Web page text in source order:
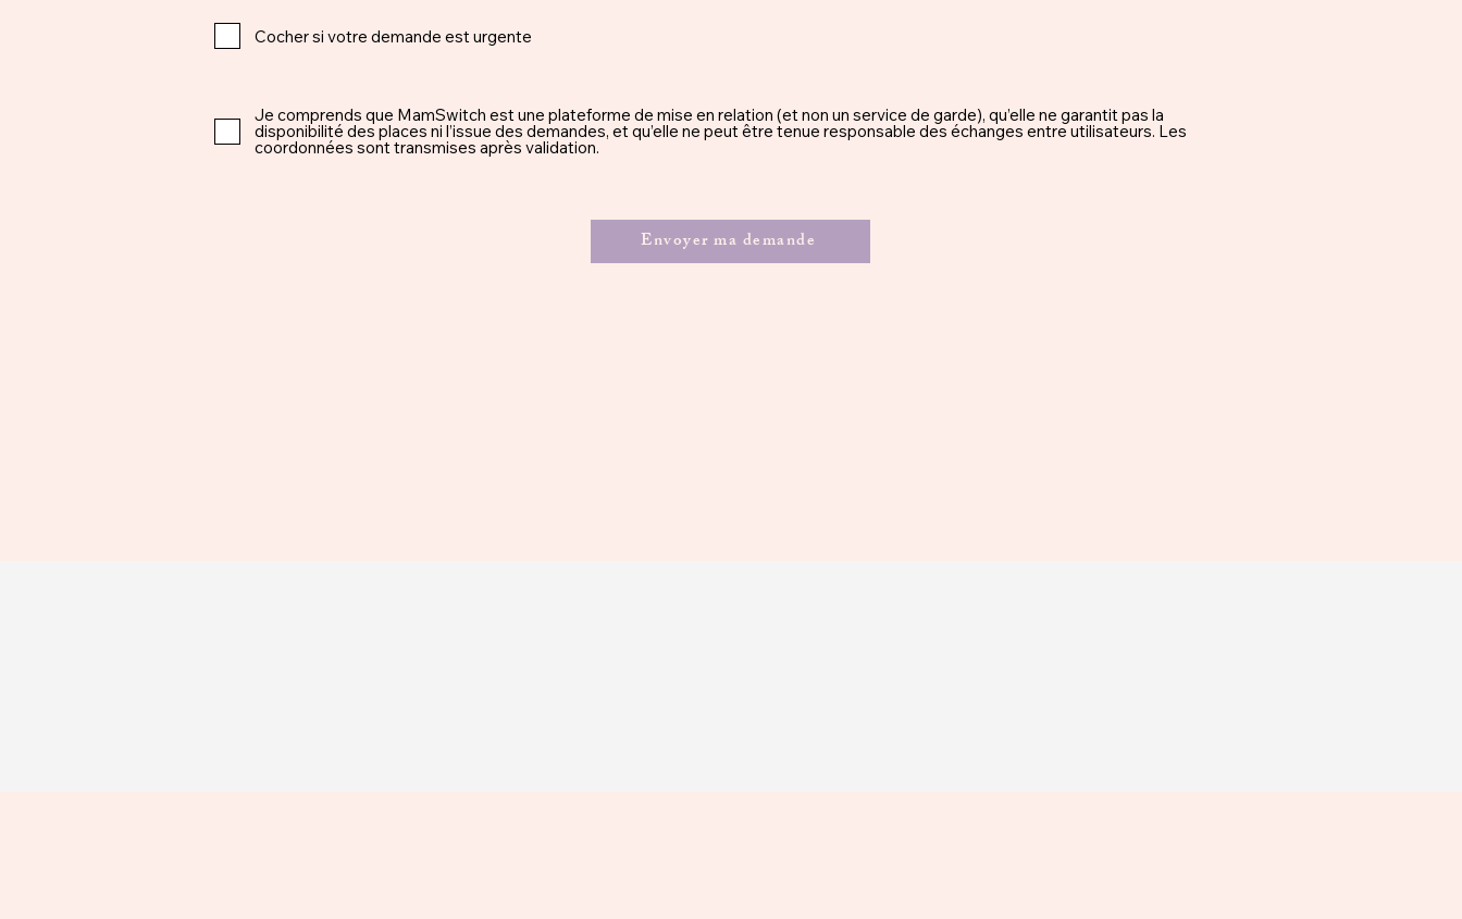
Cocher si votre demande est urgente
Je comprends que MamSwitch est une plateforme de mise en relation (et non un service de garde), qu’elle ne garantit pas la
disponibilité des places ni l’issue des demandes, et qu’elle ne peut être tenue responsable des échanges entre utilisateurs. Les
coordonnées sont transmises après validation.
Envoyer ma demande